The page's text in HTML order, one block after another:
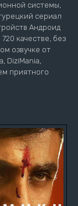
системы,
сериал
Андроид
качестве, без
озвучке от
DiziMania,
приятного